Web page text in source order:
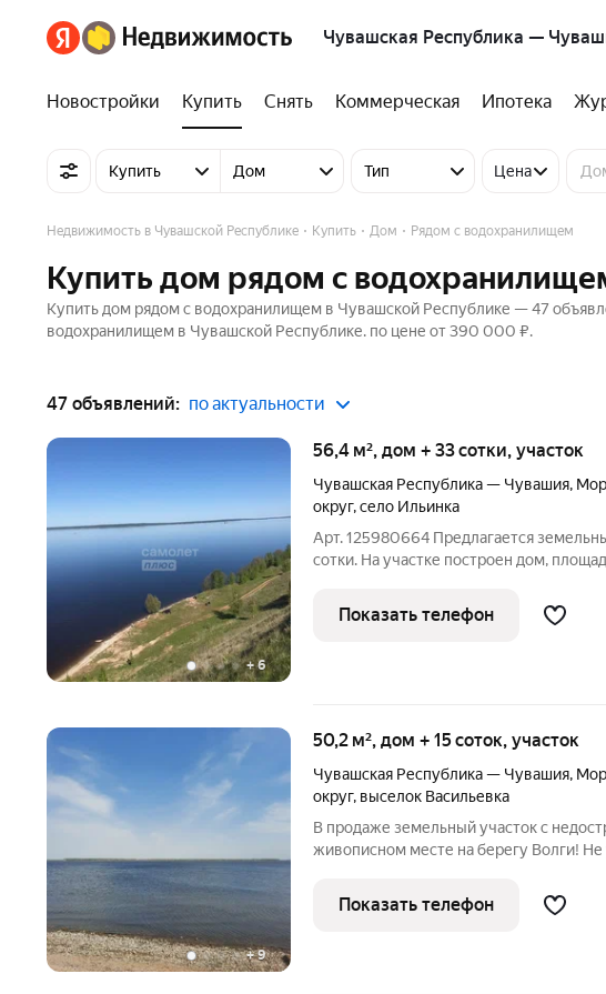
Чувашская Республика —
Новостройки Купить Снять Коммерческая Ипотека
Купить Дом Тип Цена
Недвижимость в Чувашской Республике Купить Дом Рядом с водохранилищем
Купить дом рядом с
Купить дом рядом с водохранилищем в Чувашской Республике — 47
водохранилищем в Чувашской Республике. по цене от 390 000 ₽.
47 объявлений: по актуальности
+6
56,4 м², дом + 33 сотки, участок
Чувашская Республика — Чувашия,
округ,село Ильинка
Арт. 125980664 Предлагается
сотки. На участке построен дом,
доме есть русская печка. Также есть
мансардного
Показать телефон
+9
50,2 м², дом + 15 соток, участок
Чувашская Республика — Чувашия,
округ, выселок Васильевка
В продаже земельный участок с
живописном месте на берегу Волги! Не
Площадь участка - 15 соток Площадь
есть
Показать телефон